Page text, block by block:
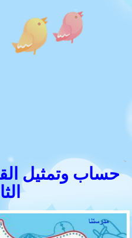
حساب وتمثيل